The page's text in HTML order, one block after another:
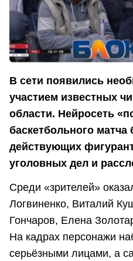
В сети появились
участием известных
области. Нейросеть
баскетбольного
действующих
уголовных дел и
Среди «зрителей»
Логвиненко, Виталий
Гончаров, Елена
На кадрах персонажи
серьёзными лицами, а